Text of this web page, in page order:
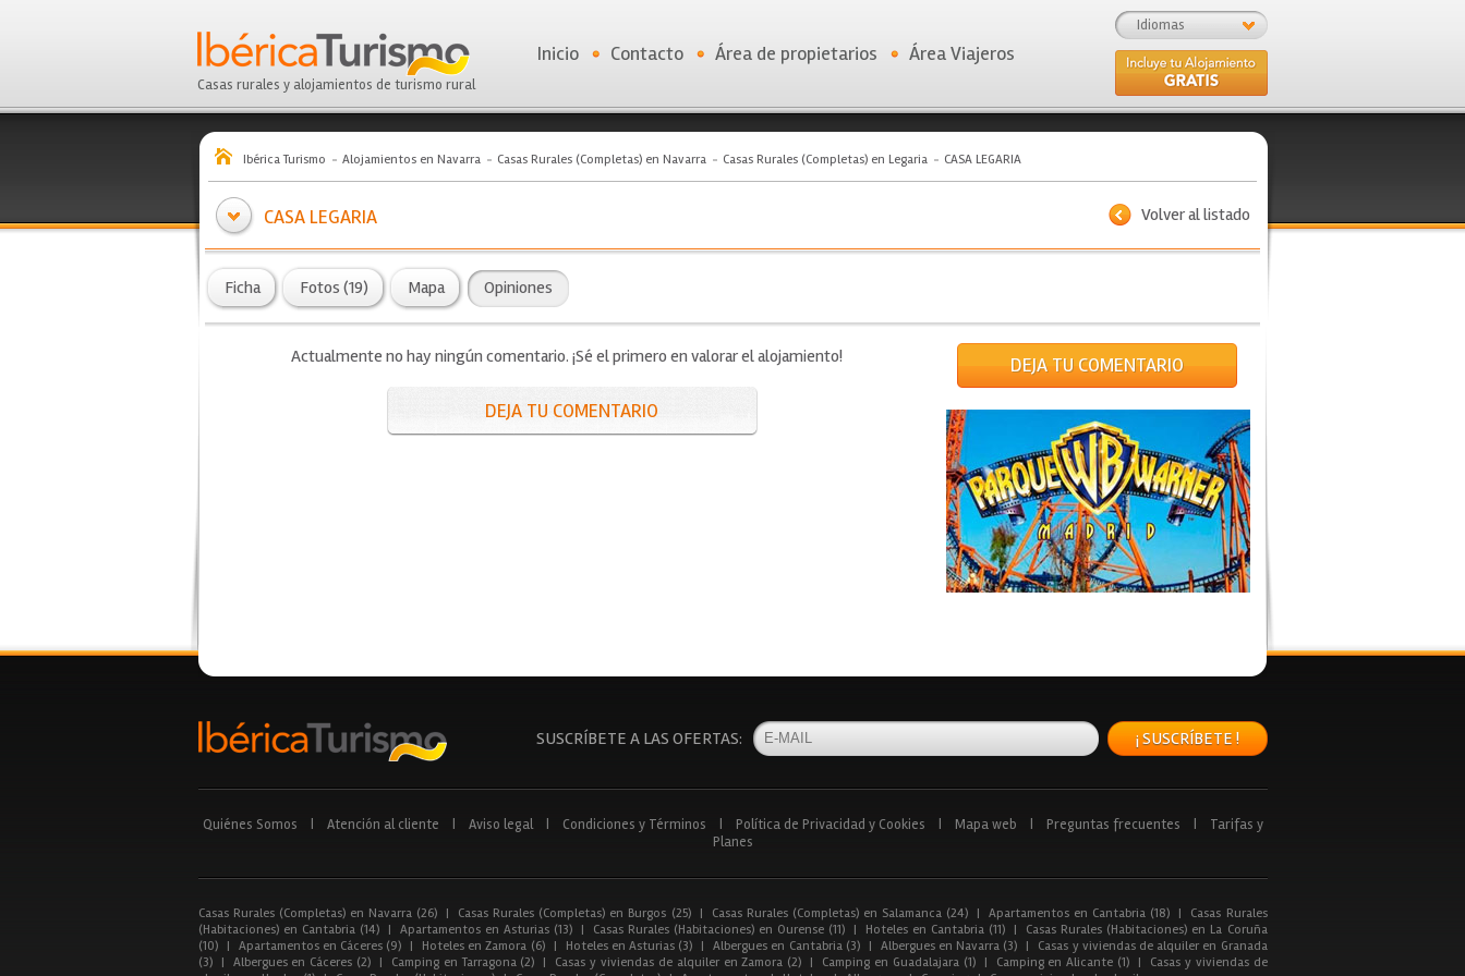
Casas rurales y alojamientos de turismo rural
Idiomas
Inicio Contacto Área de propietarios Área Viajeros
Ibérica Turismo Alojamientos en Navarra Casas Rurales (Completas) en Navarra Casas Rurales (Completas) en Legaria CASA LEGARIA
Volver al listado
CASA LEGARIA
Ficha Fotos (19) Mapa Opiniones
Actualmente no hay ningún comentario. ¡Sé el primero en valorar el alojamiento!
DEJA TU COMENTARIO
DEJA TU COMENTARIO
SUSCRÍBETE A LAS OFERTAS: ¡ SUSCRÍBETE !
Quiénes Somos Atención al cliente Aviso legal Condiciones y Términos Política de Privacidad y Cookies Mapa web Preguntas frecuentes
Tarifas y
Planes
Casas Rurales (Completas) en Navarra (26) | Casas Rurales (Completas) en Burgos (25) | Casas Rurales (Completas) en Salamanca (24) | Apartamentos en Cantabria (18) |
Casas Rurales
(Habitaciones) en Cantabria (14)
| Apartamentos en Asturias (13) | Casas Rurales (Habitaciones) en Ourense (11) | Hoteles en Cantabria (11) |
Casas Rurales (Habitaciones) en La Coruña
(10)
| Apartamentos en Cáceres (9) | Hoteles en Zamora (6) | Hoteles en Asturias (3) | Albergues en Cantabria (3) | Albergues en Navarra (3) |
Casas y viviendas de alquiler en Granada
(3)
| Albergues en Cáceres (2) | Camping en Tarragona (2) | Casas y viviendas de alquiler en Zamora (2) | Camping en Guadalajara (1) | Camping en Alicante (1) |
Casas y viviendas de